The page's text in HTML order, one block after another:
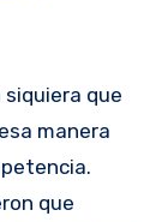
que
manera
que